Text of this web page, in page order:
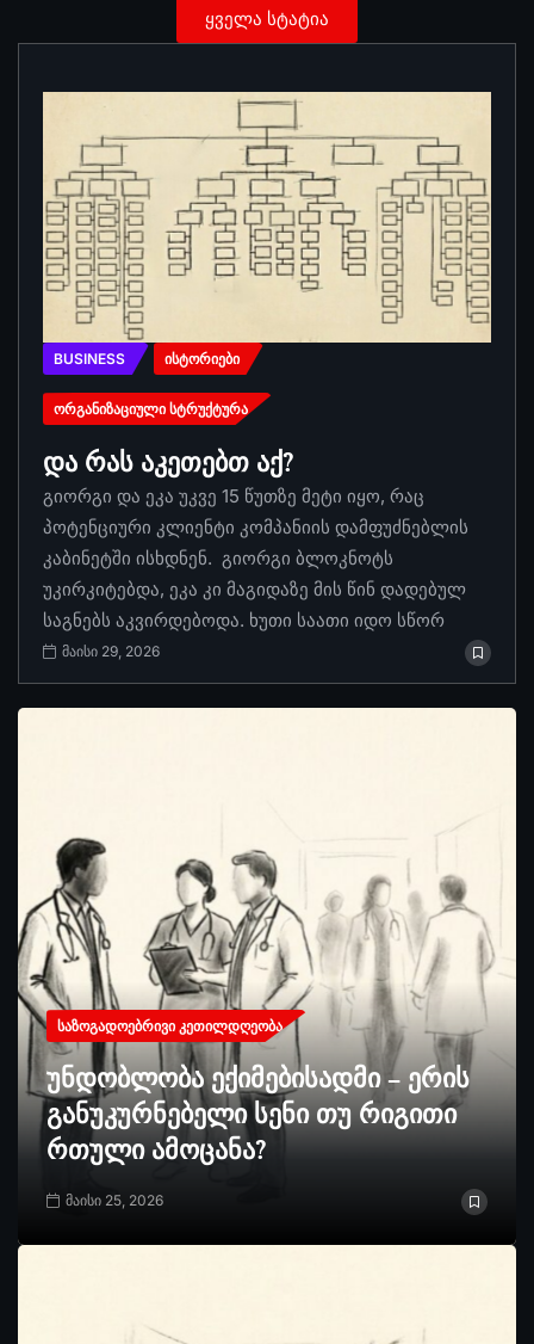
ყველა სტატია
BUSINESS ᲘᲡᲢᲝᲠᲘᲔᲑᲘ
ᲝᲠᲒᲐᲜᲘᲖᲐᲪᲘᲣᲚᲘ ᲡᲢᲠᲣᲥᲢᲣᲠᲐ
და რას აკეთებთ აქ?
გიორგი და ეკა უკვე 15 წუთზე მეტი იყო, რაც
პოტენციური კლიენტი კომპანიის დამფუძნებლის
კაბინეტში ისხდნენ. გიორგი ბლოკნოტს
უკირკიტებდა, ეკა კი მაგიდაზე მის წინ დადებულ
საგნებს აკვირდებოდა. ხუთი საათი იდო სწორ
მაისი 29, 2026
ᲡᲐᲖᲝᲒᲐᲓᲝᲔᲑᲠᲘᲕᲘ ᲙᲔᲗᲘᲚᲓᲦᲔᲝᲑᲐ
უნდობლობა ექიმებისადმი – ერის
განუკურნებელი სენი თუ რიგითი
რთული ამოცანა?
მაისი 25, 2026